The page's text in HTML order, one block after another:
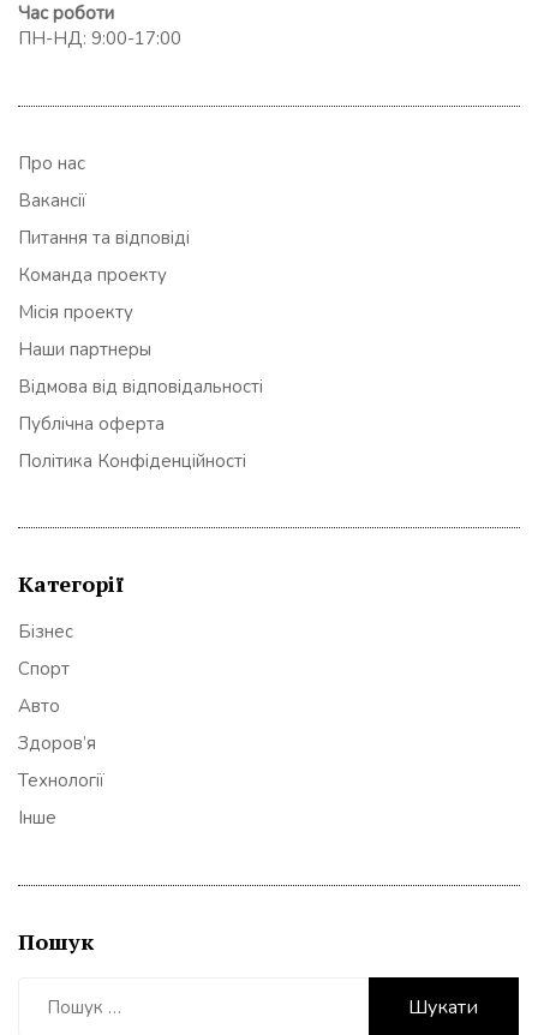
Час роботи
ПН-НД: 9:00-17:00
Про нас
Вакансії
Питання та відповіді
Команда проекту
Місія проекту
Наши партнеры
Відмова від відповідальності
Публічна оферта
Політика Конфіденційності
Категорії
Бізнес
Спорт
Авто
Здоров’я
Технології
Інше
Пошук